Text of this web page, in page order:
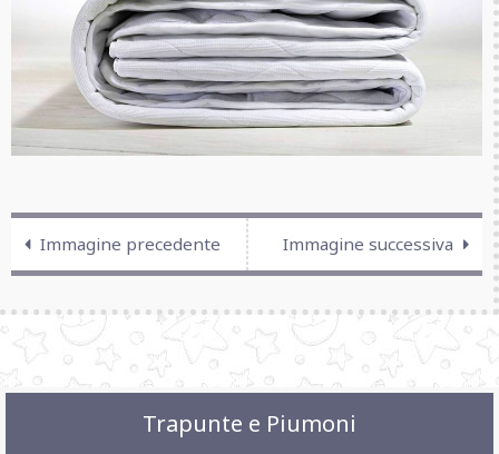
Immagine precedente Immagine successiva
Trapunte e Piumoni